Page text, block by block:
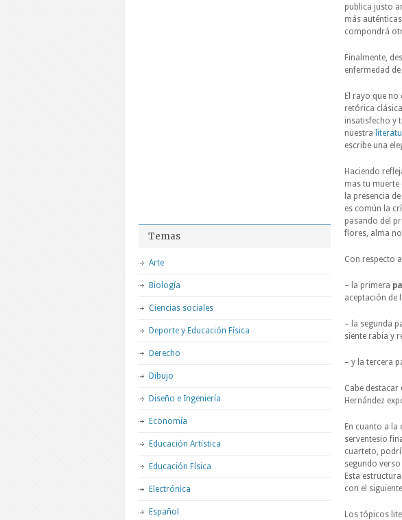
publica justo
más
compondrá
Finalmente,
enfermedad
El rayo que
retórica
insatisfecho y
nuestra
escribe una
Haciendo
mas tu muerte
la presencia
es común la
pasando del
flores, alma
Con respecto
– la primera
aceptación de
– la segunda
siente rabia y
– y la tercera
Cabe destacar
Hernández
En cuanto a
serventesio
cuarteto,
segundo
Esta
con el
Los tópicos
Temas
Arte
Biología
Ciencias sociales
Deporte y Educación Física
Derecho
Dibujo
Diseño e Ingeniería
Economía
Educación Artística
Educación Física
Electrónica
Español